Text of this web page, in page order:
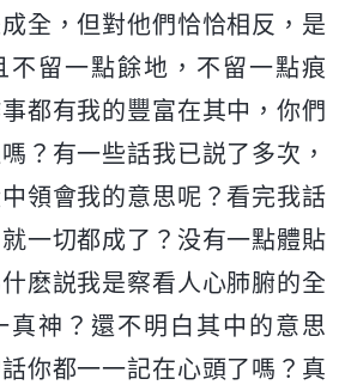
全，但對他們恰恰相反，是
不留一點餘地，不留一點痕
都有我的豐富在其中，你們
？有一些話我已説了多次，
領會我的意思呢？看完我話
一切都成了？没有一點體貼
麽説我是察看人心肺腑的全
真神？還不明白其中的意思
你都一一記在心頭了嗎？真